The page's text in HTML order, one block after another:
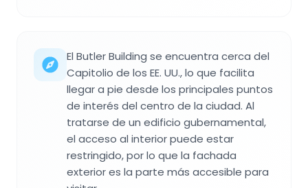
El Butler Building se encuentra cerca del
Capitolio de los EE. UU., lo que facilita
llegar a pie desde los principales puntos
de interés del centro de la ciudad. Al
tratarse de un edificio gubernamental,
el acceso al interior puede estar
restringido, por lo que la fachada
exterior es la parte más accesible para